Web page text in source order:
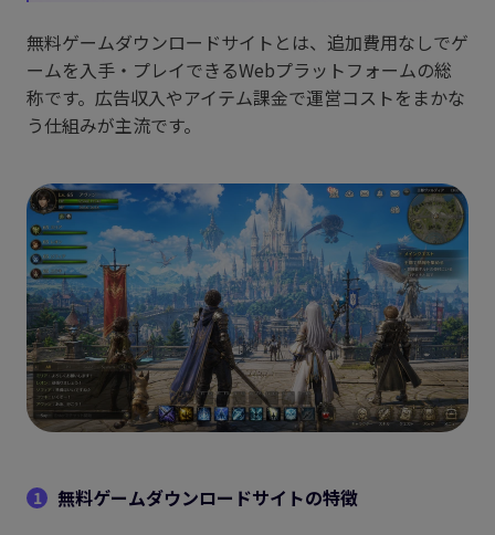
無料ゲームダウンロードサイトとは、追加費用なしでゲ
ームを入手・プレイできるWebプラットフォームの総
称です。広告収入やアイテム課金で運営コストをまかな
う仕組みが主流です。
1
無料ゲームダウンロードサイトの特徴